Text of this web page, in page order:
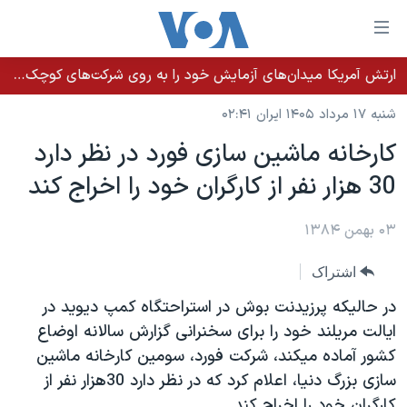
لینکهای
قابل
دسترسی
جهش
محتوای
اصلی
به
اصلی
جهش
به
جستجو
خانه
نسخه سبک وب‌سایت
موضوع ها
ایران
آمریکا
گزیده‌ها
ویژه برنامه‌ها
ویدیوها
برنامه های تلویزیونی
جدول برنامه ها
صفحه‌های ویژه
عملیات خشم حماسی
۲۵۰سالگی آمریکا
بایگانی برنامه‌های تلویزیونی
پخش رادیویی
یادگیری زبان انگلیسی
ارتش آمریکا میدان‌های آزمایش خود را به روی شرکت‌های کوچک می‌گشاید تا تسلیحات سریع‌تر به میدان نبرد برسد
شنبه ۱۷ مرداد ۱۴۰۵ ایران ۰۲:۴۱
کارخانه ماشين سازی فورد در نظر دارد
30 هزار نفر از کارگران خود را اخراج کند
۰۳ بهمن ۱۳۸۴
اشتراک
در حاليکه پرزيدنت بوش در استراحتگاه کمپ ديويد در
ايالت مريلند خود را برای سخنرانی گزارش سالانه اوضاع
کشور آماده ميکند، شرکت فورد، سومين کارخانه ماشين
سازی بزرگ دنيا، اعلام کرد که در نظر دارد 30هزار نفر از